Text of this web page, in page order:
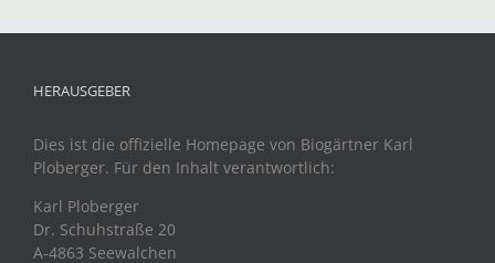
HERAUSGEBER
Dies ist die offizielle Homepage von Biogärtner Karl
Ploberger. Für den Inhalt verantwortlich:
Karl Ploberger
Dr. Schuhstraße 20
A-4863 Seewalchen